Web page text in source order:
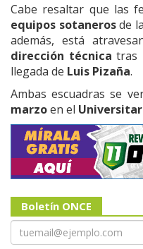
Cabe resaltar que las
equipos sotanerosde
además, está
dirección técnica tras
llegada de Luis Pizaña.
Ambas escuadras se
marzoen el
Boletín ONCE